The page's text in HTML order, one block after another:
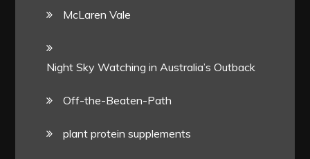
McLaren Vale
Night Sky Watching in Australia’s Outback
Off-the-Beaten-Path
plant protein supplements